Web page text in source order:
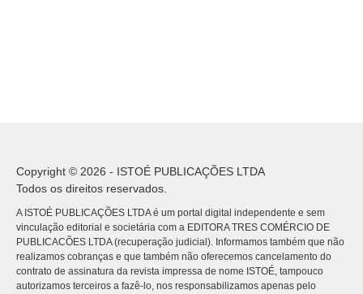
Copyright © 2026 - ISTOÉ PUBLICAÇÕES LTDA
Todos os direitos reservados.
A ISTOÉ PUBLICAÇÕES LTDA é um portal digital independente e sem
vinculação editorial e societária com a EDITORA TRES COMÉRCIO DE
PUBLICACÕES LTDA (recuperação judicial). Informamos também que não
realizamos cobranças e que também não oferecemos cancelamento do
contrato de assinatura da revista impressa de nome ISTOÉ, tampouco
autorizamos terceiros a fazê-lo, nos responsabilizamos apenas pelo